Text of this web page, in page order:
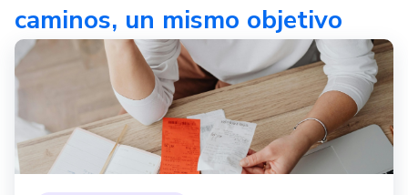
caminos, un mismo objetivo